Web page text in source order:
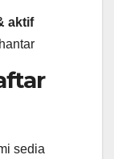
aktif
sedia